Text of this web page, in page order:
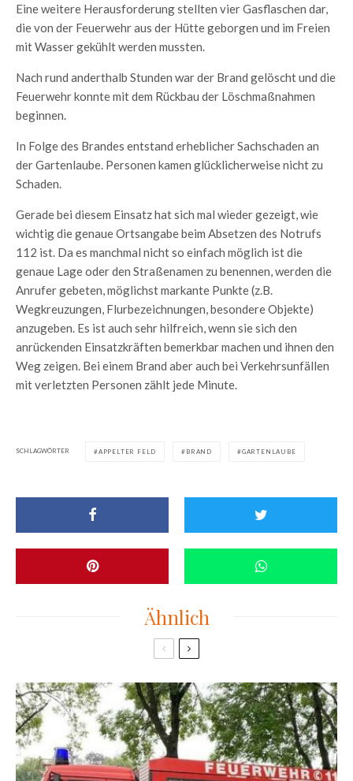
Eine weitere Herausforderung stellten vier Gasflaschen dar,
die von der Feuerwehr aus der Hütte geborgen und im Freien
mit Wasser gekühlt werden mussten.
Nach rund anderthalb Stunden war der Brand gelöscht und die
Feuerwehr konnte mit dem Rückbau der Löschmaßnahmen
beginnen.
In Folge des Brandes entstand erheblicher Sachschaden an
der Gartenlaube. Personen kamen glücklicherweise nicht zu
Schaden.
Gerade bei diesem Einsatz hat sich mal wieder gezeigt, wie
wichtig die genaue Ortsangabe beim Absetzen des Notrufs
112 ist. Da es manchmal nicht so einfach möglich ist die
genaue Lage oder den Straßenamen zu benennen, werden die
Anrufer gebeten, möglichst markante Punkte (z.B.
Wegkreuzungen, Flurbezeichnungen, besondere Objekte)
anzugeben. Es ist auch sehr hilfreich, wenn sie sich den
anrückenden Einsatzkräften bemerkbar machen und ihnen den
Weg zeigen. Bei einem Brand aber auch bei Verkehrsunfällen
mit verletzten Personen zählt jede Minute.
SCHLAGWÖRTER APPELTER FELD BRAND GARTENLAUBE
Ähnlich